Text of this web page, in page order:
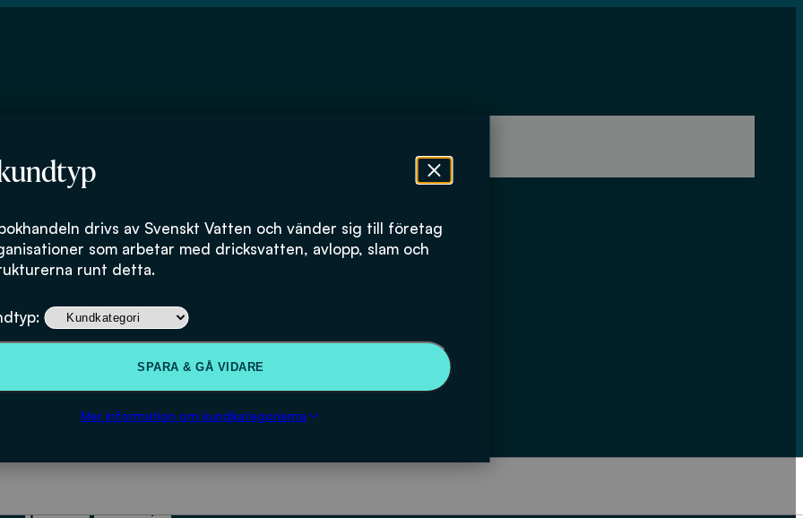
drivs av Svenskt Vatten och vänder sig till företag
som arbetar med dricksvatten, avlopp, slam och
runt detta.
SPARA & GÅ VIDARE
Mer information om kundkategorierna
Effektivt underhåll av VA-
system (P113-digital version)
1 600kr